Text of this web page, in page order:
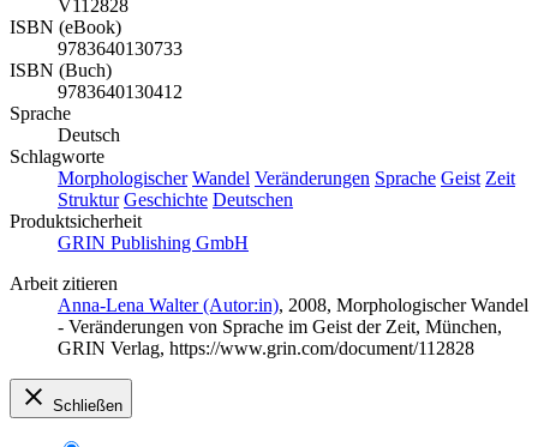
V112828
ISBN (eBook)
9783640130733
ISBN (Buch)
9783640130412
Sprache
Deutsch
Schlagworte
Morphologischer Wandel Veränderungen Sprache Geist Zeit
Struktur Geschichte Deutschen
Produktsicherheit
GRIN Publishing GmbH
Arbeit zitieren
Anna-Lena Walter (Autor:in), 2008, Morphologischer Wandel
- Veränderungen von Sprache im Geist der Zeit, München,
GRIN Verlag, https://www.grin.com/document/112828
Schließen